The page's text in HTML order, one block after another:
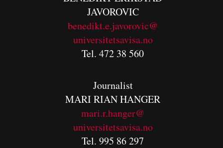
JAVOROVIC
benedikt.e.javorovic@
universitetsavisa.no
Tel. 472 38 560
Journalist
MARI RIAN HANGER
mari.r.hanger@
universitetsavisa.no
Tel. 995 86 297